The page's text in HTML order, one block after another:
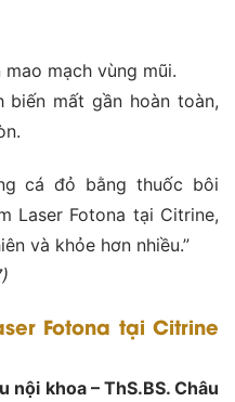
mạch vùng mũi.
biến mất gần hoàn toàn,
cá đỏ bằng thuốc bôi
Laser Fotona tại Citrine,
và khỏe hơn nhiều.”
Fotona tại Citrine
nội khoa – ThS.BS. Châu